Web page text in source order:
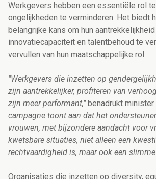
Werkgevers hebben een essentiële rol
ongelijkheden te verminderen. Het biedt
belangrijke kans om hun
innovatiecapaciteit en talentbehoud te
vervullen van hun maatschappelijke rol.
"Werkgevers die inzetten op
zijn aantrekkelijker, profiteren van
zijn meer performant," benadrukt minister
campagne toont aan dat het
vrouwen, met bijzondere aandacht voor
kwetsbare situaties, niet alleen een
rechtvaardigheid is, maar ook een
Organisaties die inzetten op diversity,